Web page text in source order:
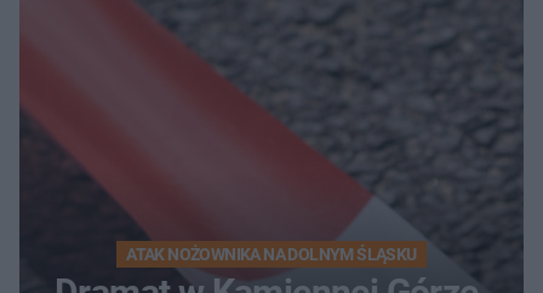
ATAK NOŻOWNIKA NA DOLNYM ŚLĄSKU